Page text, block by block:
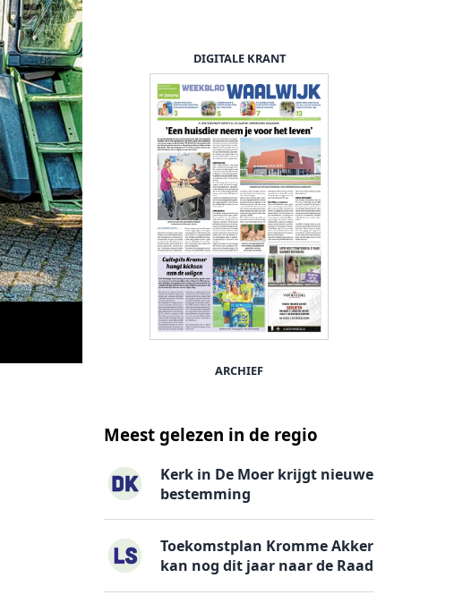
DIGITALE KRANT
ARCHIEF
Meest gelezen in de regio
Kerk in De Moer krijgt nieuwe
bestemming
Toekomstplan Kromme Akker
kan nog dit jaar naar de Raad